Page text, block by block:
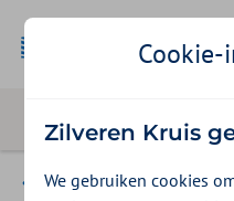
Basis Exclusief
Zilveren Kruis
We gebruiken cookies